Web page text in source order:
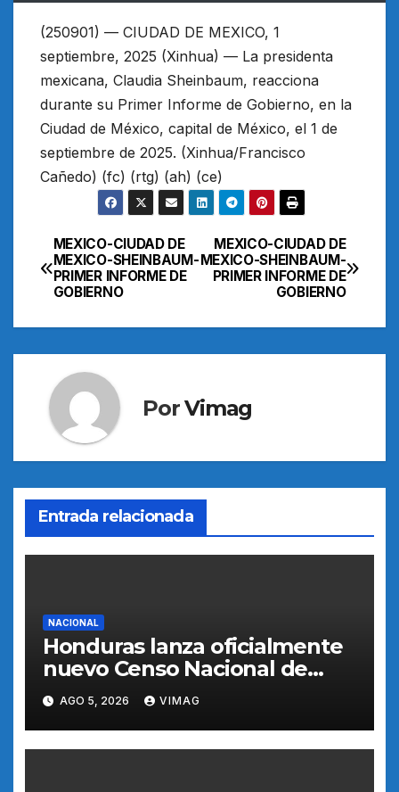
(250901) — CIUDAD DE MEXICO, 1
septiembre, 2025 (Xinhua) — La presidenta
mexicana, Claudia Sheinbaum, reacciona
durante su Primer Informe de Gobierno, en la
Ciudad de México, capital de México, el 1 de
septiembre de 2025. (Xinhua/Francisco
Cañedo) (fc) (rtg) (ah) (ce)
Navegación
de
entradas
MEXICO-CIUDAD DE
MEXICO-SHEINBAUM-
PRIMER INFORME DE
GOBIERNO
MEXICO-CIUDAD DE
MEXICO-SHEINBAUM-
PRIMER INFORME DE
GOBIERNO
PorVimag
Entrada relacionada
NACIONAL
Honduras lanza oficialmente
nuevo Censo Nacional de
Población y Vivienda para
orientar políticas públicas
AGO 5, 2026 VIMAG